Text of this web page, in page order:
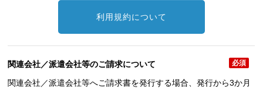
利用規約について
関連会社／派遣会社等のご請求について 必須
関連会社／派遣会社等へご請求書を発行する場合、発行から3か月